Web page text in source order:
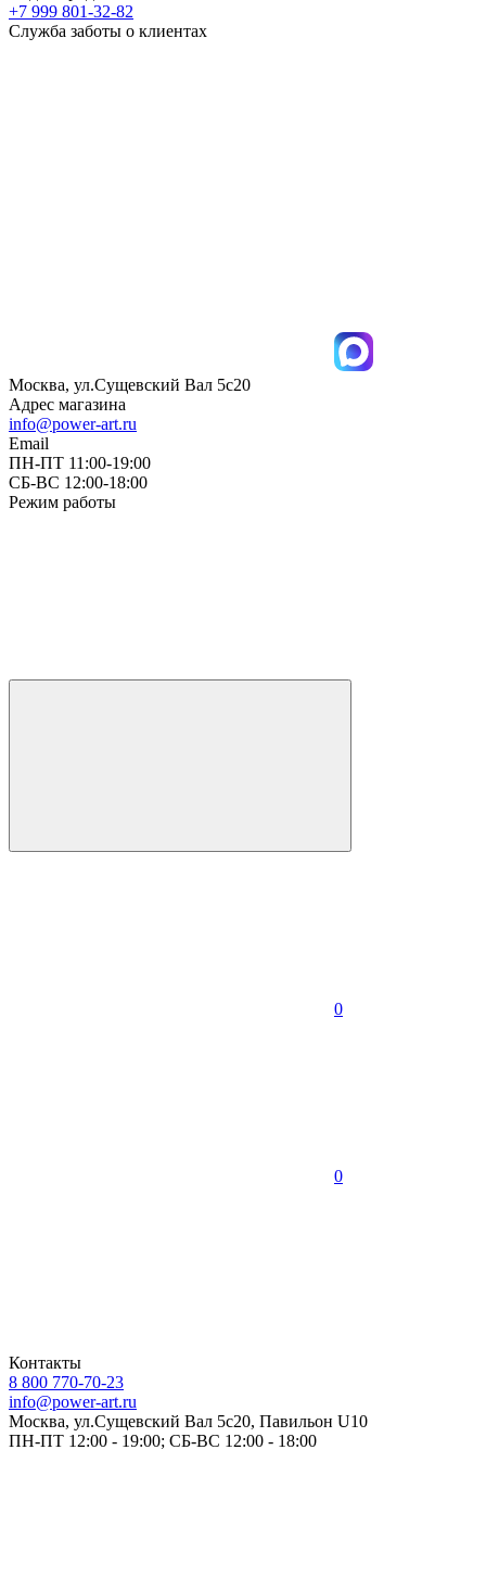
+7 999 801-32-82
Служба заботы о клиентах
Москва, ул.Сущевский Вал 5с20
Адрес магазина
info@power-art.ru
Email
ПН-ПТ 11:00-19:00
СБ-ВС 12:00-18:00
Режим работы
0
0
Контакты
8 800 770-70-23
info@power-art.ru
Москва, ул.Сущевский Вал 5с20, Павильон U10
ПН-ПТ 12:00 - 19:00; СБ-ВС 12:00 - 18:00